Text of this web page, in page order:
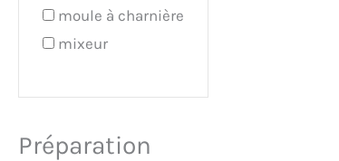
moule à charnière
mixeur
Préparation